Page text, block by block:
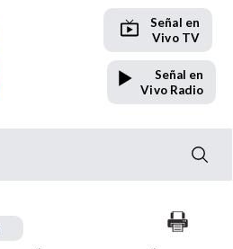
Señal en
Vivo TV
Señal en
Vivo Radio